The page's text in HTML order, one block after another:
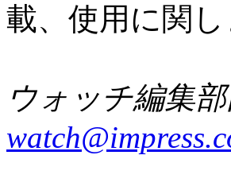
載、使用に関
ウォッチ編集